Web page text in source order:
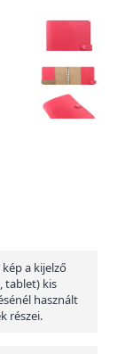
a kijelző
tablet) kis
használt
részei.